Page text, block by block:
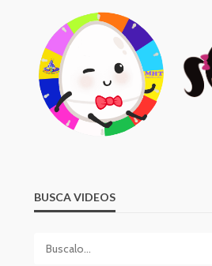
BUSCA VIDEOS